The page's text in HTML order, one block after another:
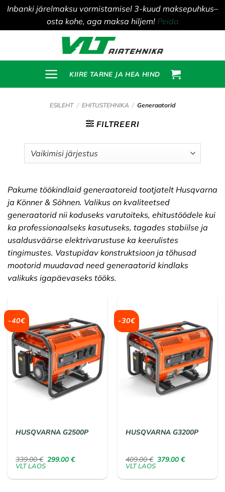
Inbanki järelmaksu vormistamisel 3-kuud maksepuhkus–
osta kohe, aga maksa hiljem! Peida
content
KIIRE TARNE JA HEA HIND
ESILEHT / EHITUSTEHNIKA / Generaatorid
FILTREERI
Pakume töökindlaid generaatoreid tootjatelt Husqvarna
ja Könner & Söhnen. Valikus on kvaliteetsed
generaatorid nii koduseks varutoiteks, ehitustöödele kui
ka professionaalseks kasutuseks, tagades stabiilse ja
usaldusväärse elektrivarustuse ka keerulistes
tingimustes. Vastupidav konstruktsioon ja tõhusad
mootorid muudavad need generaatorid kindlaks
valikuks igapäevaseks tööks.
-40€
HUSQVARNA G2500P
339.00€ Algne
339.00 €.
299.00€Praegune
299.00 €.
VLT LAOS
-30€
HUSQVARNA G3200P
409.00€ Algne
hind
409.00 €.
379.00€Praegune
379.00 €.
VLT LAOS